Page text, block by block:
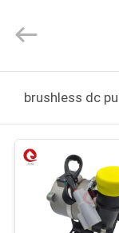
OVER
International
Trade
Rights
brushless dc